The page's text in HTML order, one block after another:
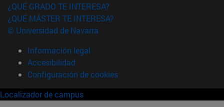
¿QUÉ GRADO TE INTERESA?
¿QUÉ MÁSTER TE INTERESA?
© Universidad de Navarra
Información legal
Accesibilidad
Configuración de cookies
Localizador de campus